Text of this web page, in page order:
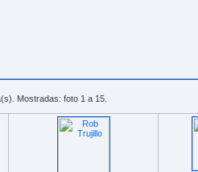
Mostradas: foto 1 a 15.